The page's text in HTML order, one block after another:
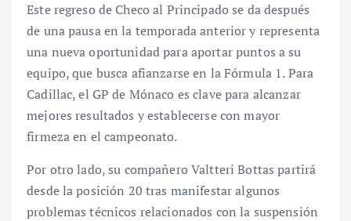
Este regreso de Checo al Principado se da después
de una pausa en la temporada anterior y representa
una nueva oportunidad para aportar puntos a su
equipo, que busca afianzarse en la Fórmula 1. Para
Cadillac, el GP de Mónaco es clave para alcanzar
mejores resultados y establecerse con mayor
firmeza en el campeonato.
Por otro lado, su compañero Valtteri Bottas partirá
desde la posición 20 tras manifestar algunos
problemas técnicos relacionados con la suspensión